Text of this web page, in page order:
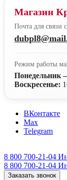
Магазин
Почта для связи
Режим работы
Понедельник
Воскресенье:
ВКонтакте
Max
Telegram
8 800 700-21-04
8 800 700-21-04
Заказать звонок